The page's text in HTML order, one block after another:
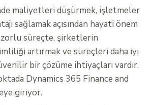
maliyetleri düşürmek, işletmeler
sağlamak açısından hayati önem
zorlu süreçte, şirketlerin
artırmak ve süreçleri daha iyi
bir çözüme ihtiyaçları vardır.
Dynamics 365 Finance and
giriyor.